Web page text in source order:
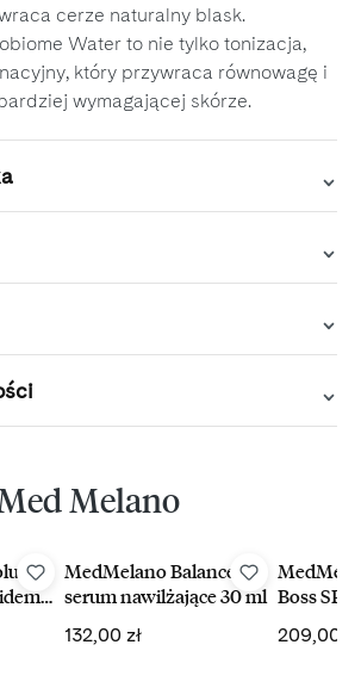
cerze naturalny blask.
Water to nie tylko tonizacja,
który przywraca równowagę i
wymagającej skórze.
Melano
MedMelano Balance Me
serum nawilżające 30 ml
Cena regularna:
132,00 zł
Boss
Cena
209,00 zł